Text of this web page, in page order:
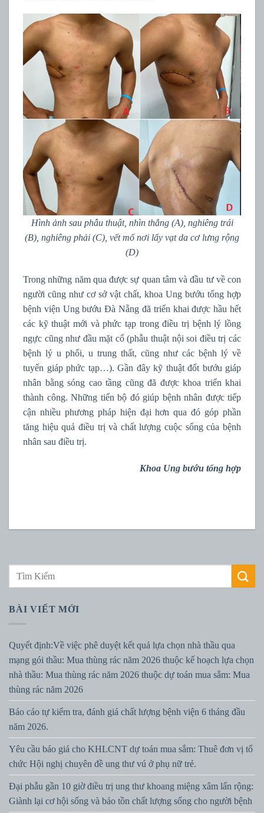
Hình ảnh sau phẫu thuật, nhìn thẳng (A), nghiêng trái
(B), nghiêng phải (C), vết mổ nơi lấy vạt da cơ lưng rộng
(D)
Trong những năm qua được sự quan tâm và đầu tư về con
người cũng như cơ sở vật chất, khoa Ung bướu tổng hợp
bệnh viện Ung bướu Đà Nẵng đã triển khai được hầu hết
các kỹ thuật mới và phức tạp trong điều trị bệnh lý lồng
ngực cũng như đầu mặt cổ (phẫu thuật nội soi điều trị các
bệnh lý u phổi, u trung thất, cũng như các bệnh lý về
tuyến giáp phức tạp…). Gần đây kỹ thuật đốt bướu giáp
nhân bằng sóng cao tầng cũng đã được khoa triển khai
thành công. Những tiến bộ đó giúp bệnh nhân được tiếp
cận nhiều phương pháp hiện đại hơn qua đó góp phần
tăng hiệu quả điều trị và chất lượng cuộc sống của bệnh
nhân sau điều trị.
Khoa Ung bướu tổng hợp
BÀI VIẾT MỚI
Quyết định:Về việc phê duyệt kết quả lựa chọn nhà thầu qua
mạng gói thầu: Mua thùng rác năm 2026 thuộc kế hoạch lựa chọn
nhà thầu: Mua thùng rác năm 2026 thuộc dự toán mua sắm: Mua
thùng rác năm 2026
Báo cáo tự kiểm tra, đánh giá chất lượng bệnh viện 6 tháng đầu
năm 2026.
Yêu cầu báo giá cho KHLCNT dự toán mua sắm: Thuê đơn vị tổ
chức Hội nghị chuyên đề ung thư vú ở phụ nữ trẻ.
Đại phẫu gần 10 giờ điều trị ung thư khoang miệng xâm lấn rộng:
Giành lại cơ hội sống và bảo tồn chất lượng sống cho người bệnh